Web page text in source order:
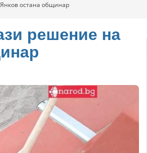
остана общинар
решение на